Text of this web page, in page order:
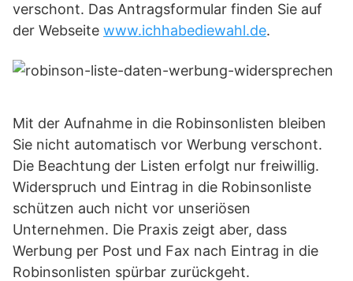
verschont. Das Antragsformular finden Sie auf
der Webseite www.ichhabediewahl.de.
Mit der Aufnahme in die Robinsonlisten bleiben
Sie nicht automatisch vor Werbung verschont.
Die Beachtung der Listen erfolgt nur freiwillig.
Widerspruch und Eintrag in die Robinsonliste
schützen auch nicht vor unseriösen
Unternehmen. Die Praxis zeigt aber, dass
Werbung per Post und Fax nach Eintrag in die
Robinsonlisten spürbar zurückgeht.